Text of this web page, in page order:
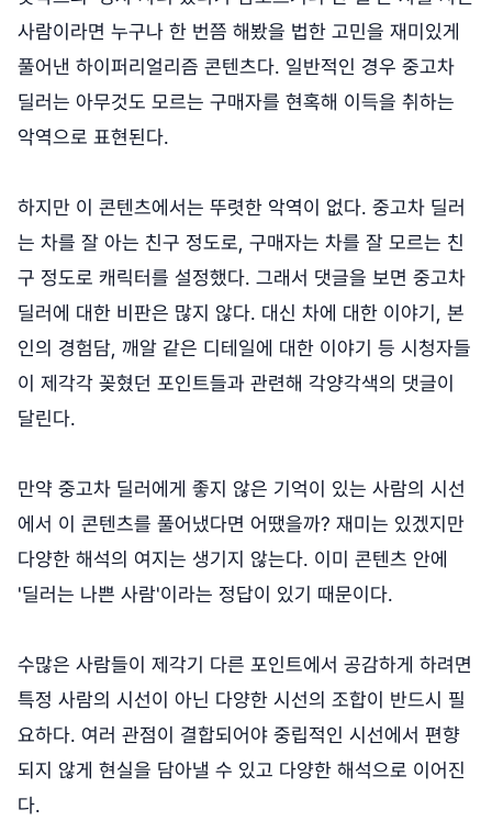
사람이라면 누구나 한 번쯤 해봤을 법한 고민을 재미있게
풀어낸 하이퍼리얼리즘 콘텐츠다. 일반적인 경우 중고차
딜러는 아무것도 모르는 구매자를 현혹해 이득을 취하는
악역으로 표현된다.
하지만 이 콘텐츠에서는 뚜렷한 악역이 없다. 중고차 딜러
는 차를 잘 아는 친구 정도로, 구매자는 차를 잘 모르는 친
구 정도로 캐릭터를 설정했다. 그래서 댓글을 보면 중고차
딜러에 대한 비판은 많지 않다. 대신 차에 대한 이야기, 본
인의 경험담, 깨알 같은 디테일에 대한 이야기 등 시청자들
이 제각각 꽂혔던 포인트들과 관련해 각양각색의 댓글이
달린다.
만약 중고차 딜러에게 좋지 않은 기억이 있는 사람의 시선
에서 이 콘텐츠를 풀어냈다면 어땠을까? 재미는 있겠지만
다양한 해석의 여지는 생기지 않는다. 이미 콘텐츠 안에
'딜러는 나쁜 사람'이라는 정답이 있기 때문이다.
수많은 사람들이 제각기 다른 포인트에서 공감하게 하려면
특정 사람의 시선이 아닌 다양한 시선의 조합이 반드시 필
요하다. 여러 관점이 결합되어야 중립적인 시선에서 편향
되지 않게 현실을 담아낼 수 있고 다양한 해석으로 이어진
다.